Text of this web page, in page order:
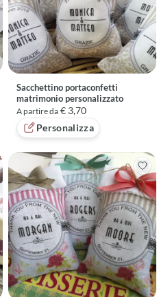
Sacchettino portaconfetti
matrimonio personalizzato
A partire da € 3,70
Personalizza